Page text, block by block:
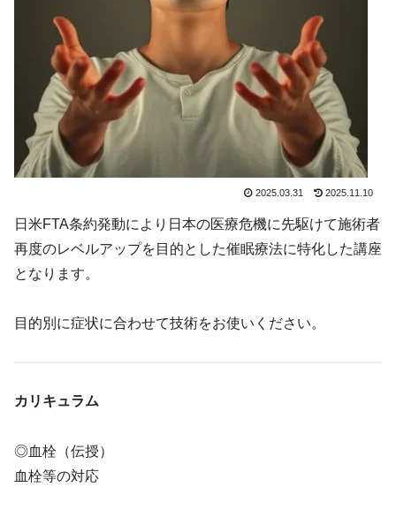
2025.03.31 2025.11.10
日米FTA条約発動により日本の医療危機に先駆けて施術者
再度のレベルアップを目的とした催眠療法に特化した講座
となります。
目的別に症状に合わせて技術をお使いください。
カリキュラム
◎血栓（伝授）
血栓等の対応